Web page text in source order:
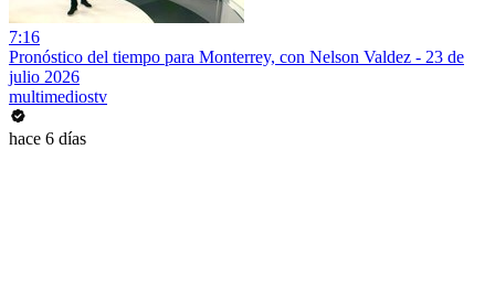
7:16
Pronóstico del tiempo para Monterrey, con Nelson Valdez - 23 de
julio 2026
multimediostv
hace 6 días